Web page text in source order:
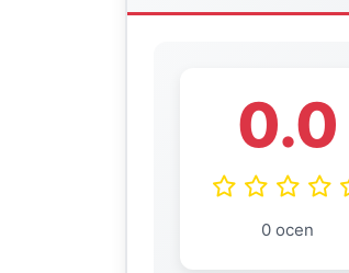
0.0
0 ocen